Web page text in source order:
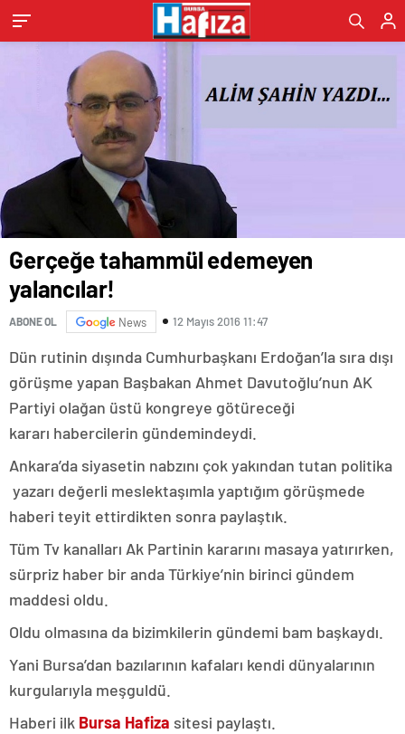
Gerçeğe tahammül edemeyen
yalancılar!
ABONE OL News 12 Mayıs 2016 11:47
Dün rutinin dışında Cumhurbaşkanı Erdoğan’la sıra dışı
görüşme yapan Başbakan Ahmet Davutoğlu’nun AK
Partiyi olağan üstü kongreye götüreceği
kararı habercilerin gündemindeydi.
Ankara’da siyasetin nabzını çok yakından tutan politika
yazarı değerli meslektaşımla yaptığım görüşmede
haberi teyit ettirdikten sonra paylaştık.
Tüm Tv kanalları Ak Partinin kararını masaya yatırırken,
sürpriz haber bir anda Türkiye’nin birinci gündem
maddesi oldu.
Oldu olmasına da bizimkilerin gündemi bam başkaydı.
Yani Bursa’dan bazılarının kafaları kendi dünyalarının
kurgularıyla meşguldü.
Haberi ilk Bursa Hafiza sitesi paylaştı.